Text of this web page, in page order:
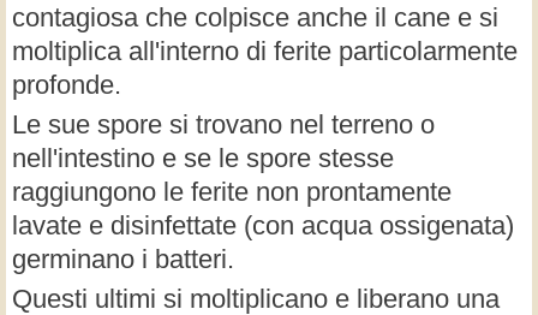
contagiosa che colpisce anche il cane e si
moltiplica all'interno di ferite particolarmente
profonde.
Le sue spore si trovano nel terreno o
nell'intestino e se le spore stesse
raggiungono le ferite non prontamente
lavate e disinfettate (con acqua ossigenata)
germinano i batteri.
Questi ultimi si moltiplicano e liberano una